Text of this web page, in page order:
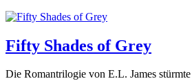
Fifty Shades of Grey
Die Romantrilogie von E.L. James